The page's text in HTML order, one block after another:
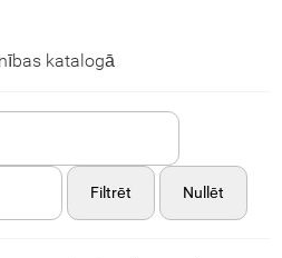
katalogā
Filtrēt Nullēt